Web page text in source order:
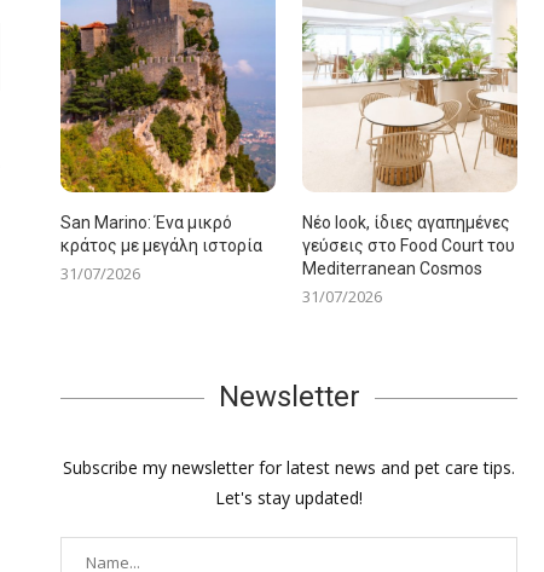
San Marino: Ένα μικρό
κράτος με μεγάλη ιστορία
31/07/2026
Νέο look, ίδιες αγαπημένες
γεύσεις στο Food Court του
Mediterranean Cosmos
31/07/2026
Newsletter
Subscribe my newsletter for latest news and pet care tips.
Let's stay updated!